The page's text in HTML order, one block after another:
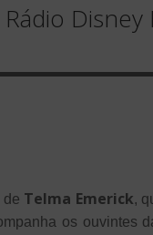
Disney
de Telma Emerick,
os ouvintes